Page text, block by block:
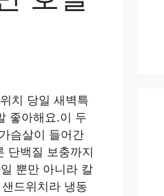
치 당일 새벽특
좋아해요.이 두
슴살이 들어간
단백질 보충까지
뿐만 아니라 칼
드위치라 냉동